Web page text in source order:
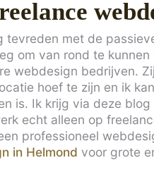
tevreden met de
om van rond te
webdesign bedrijven.
hoef te zijn en ik
is. Ik krijg via deze
echt alleen op
professioneel
in Helmond voor grote